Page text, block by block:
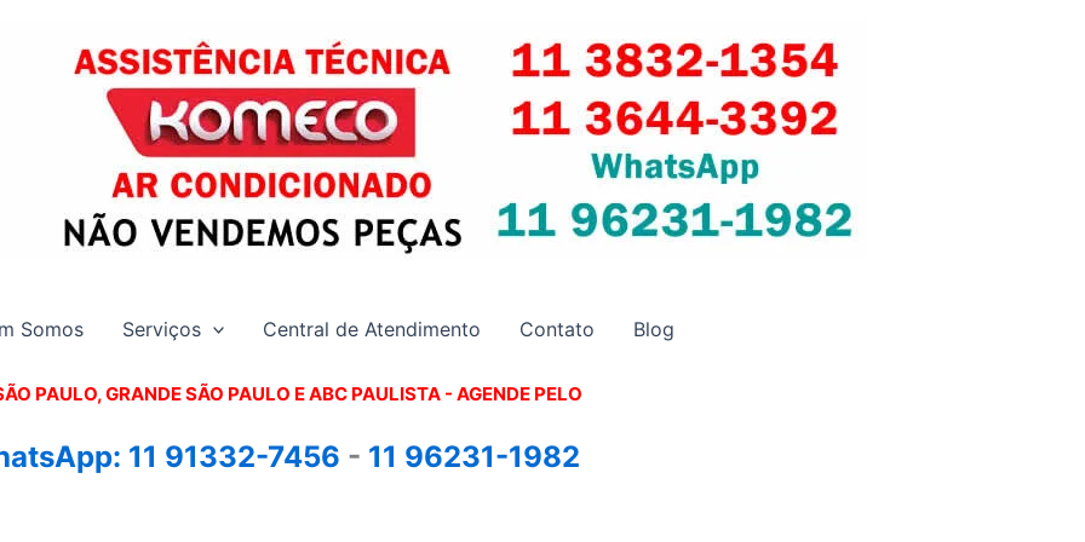
Somos Serviços Central de Atendimento Contato Blog
PAULO, GRANDE SÃO PAULO E ABC PAULISTA - AGENDE PELO
11 91332-7456 - 11 96231-1982